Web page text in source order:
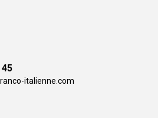
italienne.com